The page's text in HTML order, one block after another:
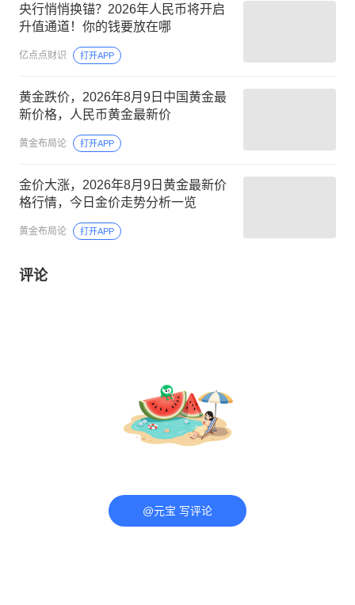
央行悄悄换锚？2026年人民币将开启
升值通道！你的钱要放在哪
亿点点财识 打开APP
黄金跌价，2026年8月9日中国黄金最
新价格，人民币黄金最新价
黄金布局论 打开APP
金价大涨，2026年8月9日黄金最新价
格行情，今日金价走势分析一览
黄金布局论 打开APP
评论
@元宝 写评论